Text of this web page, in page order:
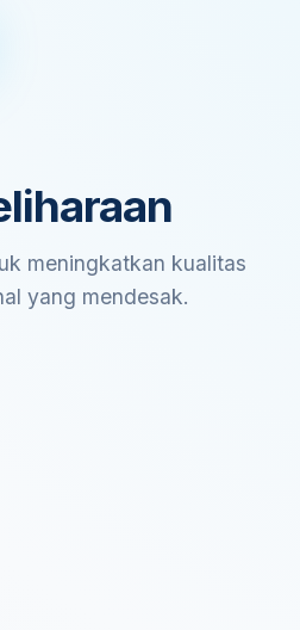
meningkatkan kualitas
yang mendesak.